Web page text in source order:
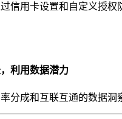
信用卡设置和自定义授权
利用数据潜力
分成和互联互通的数据洞